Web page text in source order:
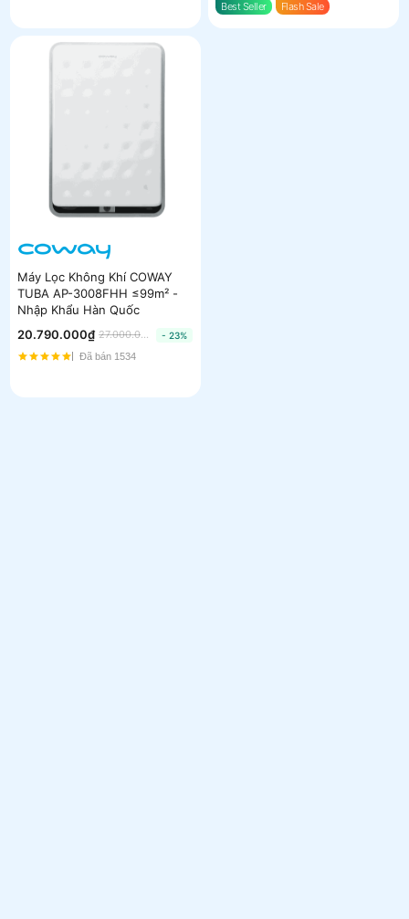
Best Seller Flash Sale
Máy Lọc Không Khí COWAY
TUBA AP-3008FHH ≤99m² -
Nhập Khẩu Hàn Quốc
20.790.000₫
- 23%
Đã bán 1534